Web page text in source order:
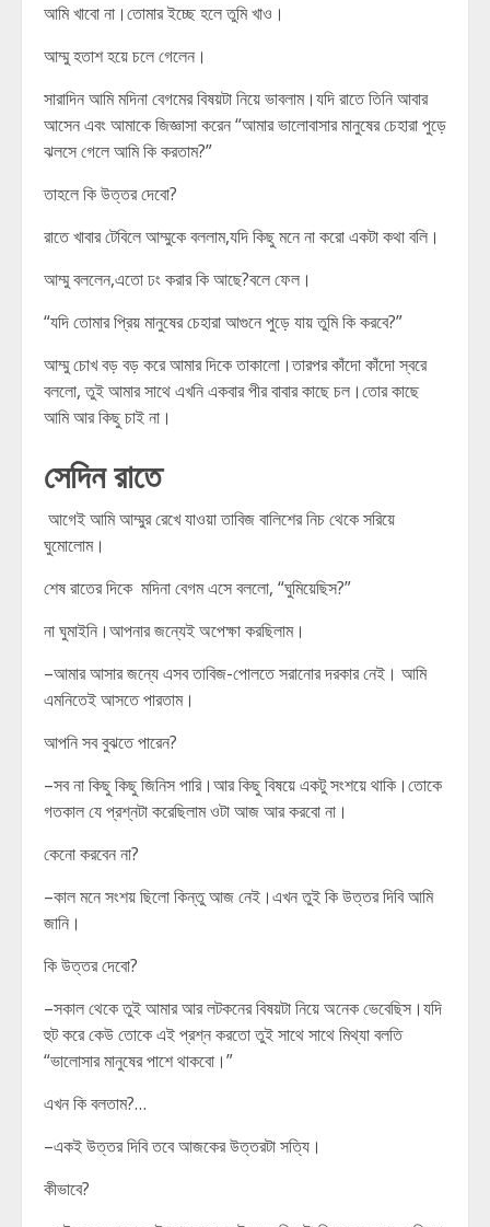
আমি খাবো না।তোমার ইচ্ছে হলে তুমি খাও।
আম্মু হতাশ হয়ে চলে গেলেন।
সারাদিন আমি মদিনা বেগমের বিষয়টা নিয়ে ভাবলাম।যদি রাতে তিনি আবার
আসেন এবং আমাকে জিজ্ঞাসা করেন “আমার ভালোবাসার মানুষের চেহারা পুড়ে
ঝলসে গেলে আমি কি করতাম?”
তাহলে কি উত্তর দেবো?
রাতে খাবার টেবিলে আম্মুকে বললাম,যদি কিছু মনে না করো একটা কথা বলি।
আম্মু বললেন,এতো ঢং করার কি আছে?বলে ফেল।
“যদি তোমার প্রিয় মানুষের চেহারা আগুনে পুড়ে যায় তুমি কি করবে?”
আম্মু চোখ বড় বড় করে আমার দিকে তাকালো।তারপর কাঁদো কাঁদো স্বরে
বললো, তুই আমার সাথে এখনি একবার পীর বাবার কাছে চল।তোর কাছে
আমি আর কিছু চাই না।
সেদিন রাতে
আগেই আমি আম্মুর রেখে যাওয়া তাবিজ বালিশের নিচ থেকে সরিয়ে
ঘুমোলোম।
শেষ রাতের দিকে মদিনা বেগম এসে বললো, “ঘুমিয়েছিস?”
না ঘুমাইনি।আপনার জন্যেই অপেক্ষা করছিলাম।
–আমার আসার জন্যে এসব তাবিজ-পোলতে সরানোর দরকার নেই। আমি
এমনিতেই আসতে পারতাম।
আপনি সব বুঝতে পারেন?
–সব না কিছু কিছু জিনিস পারি।আর কিছু বিষয়ে একটু সংশয়ে থাকি।তোকে
গতকাল যে প্রশ্নটা করেছিলাম ওটা আজ আর করবো না।
কেনো করবেন না?
–কাল মনে সংশয় ছিলো কিন্তু আজ নেই।এখন তুই কি উত্তর দিবি আমি
জানি।
কি উত্তর দেবো?
–সকাল থেকে তুই আমার আর লটকনের বিষয়টা নিয়ে অনেক ভেবেছিস।যদি
হুট করে কেউ তোকে এই প্রশ্ন করতো তুই সাথে সাথে মিথ্যা বলতি
“ভালোসার মানুষের পাশে থাকবো।”
এখন কি বলতাম?…
–একই উত্তর দিবি তবে আজকের উত্তরটা সত্যি।
কীভাবে?